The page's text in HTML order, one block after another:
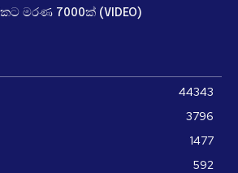
මරණ 7000ක් (VIDEO)
44343
3796
1477
592